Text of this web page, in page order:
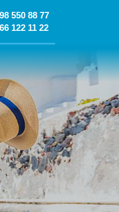
550 88 77
122 11 22